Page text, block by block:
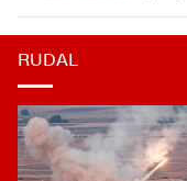
RUDAL